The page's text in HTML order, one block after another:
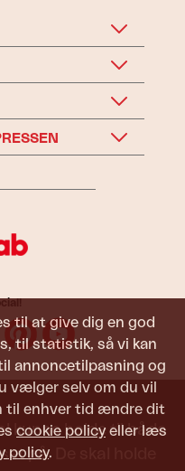
til at give dig en god
til statistik, så vi kan
annoncetilpasning og
vælger selv om du vil
til enhver tid ændre dit
cookie policy eller læs
policy.
kunne holde til både
på. De skal holde